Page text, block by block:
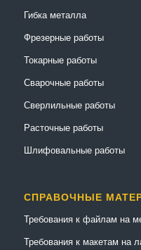
Гибка металла
Фрезерные работы
Токарные работы
Сварочные работы
Сверлильные работы
Расточные работы
Шлифовальные работы
СПРАВОЧНЫЕ
Требования к файлам на
Требования к макетам на